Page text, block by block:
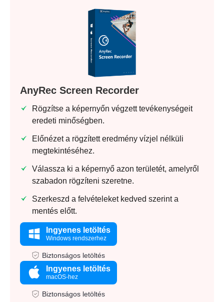
AnyRec Screen Recorder
Rögzítse a képernyőn végzett tevékenységeit
eredeti minőségben.
Előnézet a rögzített eredmény vízjel nélküli
megtekintéséhez.
Válassza ki a képernyő azon területét, amelyről
szabadon rögzíteni szeretne.
Szerkeszd a felvételeket kedved szerint a
mentés előtt.
Ingyenes letöltés
Windows rendszerhez
Biztonságos letöltés
Ingyenes letöltés
macOS-hez
Biztonságos letöltés